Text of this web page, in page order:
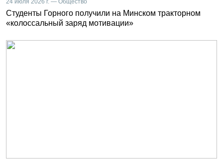
24 июля 2026 г. — Общество
Студенты Горного получили на Минском тракторном
«колоссальный заряд мотивации»